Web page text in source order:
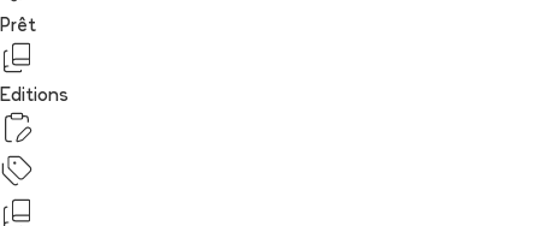
Prêt
Editions